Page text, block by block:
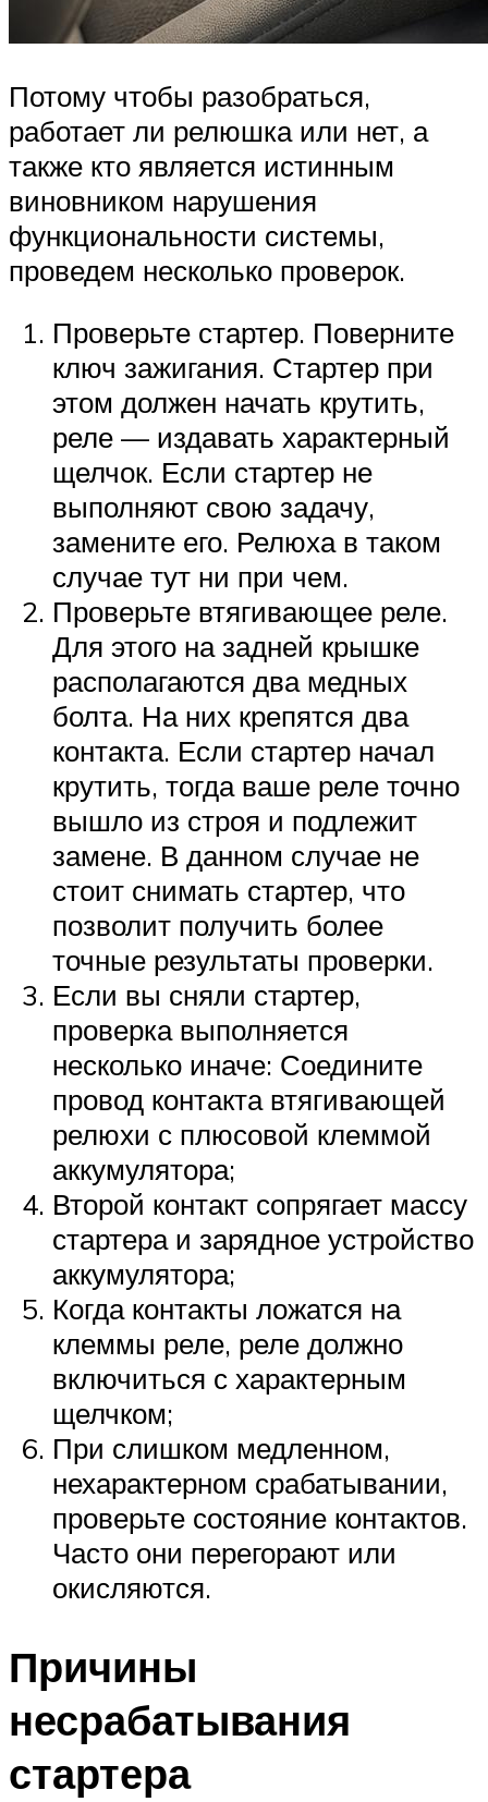
Потому чтобы разобраться,
работает ли релюшка или нет, а
также кто является истинным
виновником нарушения
функциональности системы,
проведем несколько проверок.
Проверьте стартер. Поверните
ключ зажигания. Стартер при
этом должен начать крутить,
реле — издавать характерный
щелчок. Если стартер не
выполняют свою задачу,
замените его. Релюха в таком
случае тут ни при чем.
Проверьте втягивающее реле.
Для этого на задней крышке
располагаются два медных
болта. На них крепятся два
контакта. Если стартер начал
крутить, тогда ваше реле точно
вышло из строя и подлежит
замене. В данном случае не
стоит снимать стартер, что
позволит получить более
точные результаты проверки.
Если вы сняли стартер,
проверка выполняется
несколько иначе: Соедините
провод контакта втягивающей
релюхи с плюсовой клеммой
аккумулятора;
Второй контакт сопрягает массу
стартера и зарядное устройство
аккумулятора;
Когда контакты ложатся на
клеммы реле, реле должно
включиться с характерным
щелчком;
При слишком медленном,
нехарактерном срабатывании,
проверьте состояние контактов.
Часто они перегорают или
окисляются.
Причины
несрабатывания
стартера